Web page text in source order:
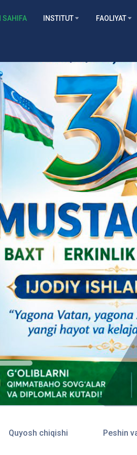
SAHIFA INSTITUT FAOLIYAT
Quyosh chiqishi Peshin